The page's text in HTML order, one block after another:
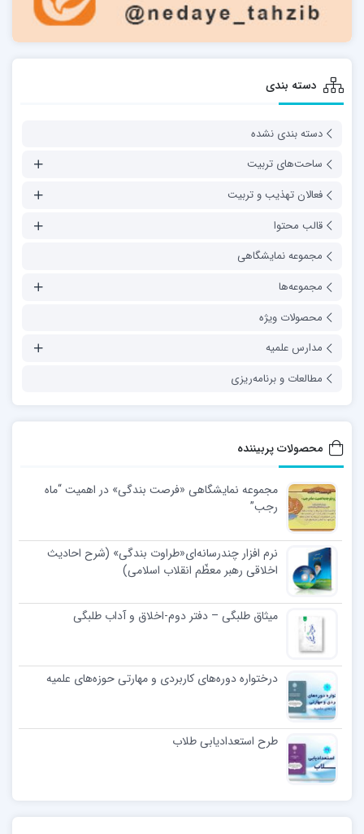
دسته بندی
دسته بندی نشده
ساحت‌های تربیت
فعالان تهذیب و تربیت
قالب محتوا
مجموعه نمایشگاهی
مجموعه‌ها
محصولات ویژه
مدارس علمیه
مطالعات و برنامه‌ریزی
محصولات پربیننده
مجموعه نمایشگاهی «فرصت بندگی» در اهمیت “ماه
رجب”
نرم افزار چندرسانه‌ای«طراوت بندگی» (شرح احادیث
اخلاقی رهبر معظّم انقلاب اسلامی)
میثاق طلبگی – دفتر دوم-اخلاق و آداب طلبگی
درختواره دوره‌های کاربردی و مهارتی حوزه‌های علمیه
طرح استعدادیابی طلاب